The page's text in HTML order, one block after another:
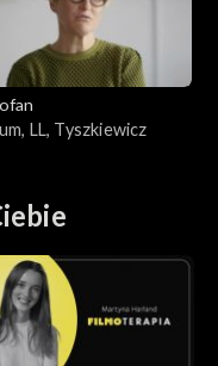
LL, Tyszkiewicz